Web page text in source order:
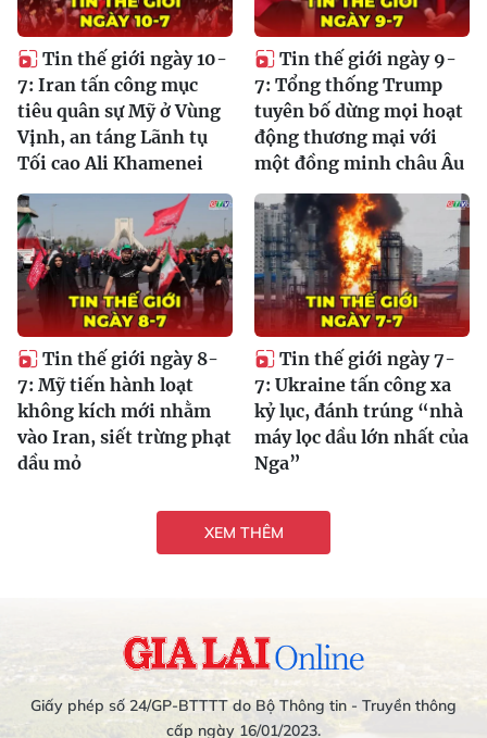
Tin thế giới ngày 10-
7: Iran tấn công mục
tiêu quân sự Mỹ ở Vùng
Vịnh, an táng Lãnh tụ
Tối cao Ali Khamenei
Tin thế giới ngày 9-
7: Tổng thống Trump
tuyên bố dừng mọi hoạt
động thương mại với
một đồng minh châu Âu
Tin thế giới ngày 8-
7: Mỹ tiến hành loạt
không kích mới nhằm
vào Iran, siết trừng phạt
dầu mỏ
Tin thế giới ngày 7-
7: Ukraine tấn công xa
kỷ lục, đánh trúng “nhà
máy lọc dầu lớn nhất của
Nga”
XEM THÊM
Giấy phép số 24/GP-BTTTT do Bộ Thông tin - Truyền thông
cấp ngày 16/01/2023.